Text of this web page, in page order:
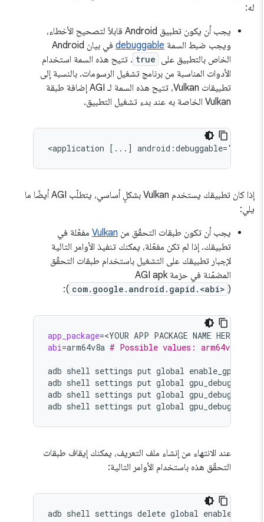
له:
يجب أن يكون تطبيق Android قابلاً لتصحيح الأخطاء،
ويجب ضبط السمةdebuggable
في بيان Android
الخاص بالتطبيق على
true . تتيح هذه السمة استخدام
الأدوات المناسبة من برنامج تشغيل الرسومات. بالنسبة إلى
تطبيقات Vulkan، تتيح هذه السمة لـ AGI إضافة طبقة
Vulkan الخاصة به عند بدء تشغيل التطبيق.
<application [...]
إذا كان تطبيقك يستخدم Vulkan بشكلٍ أساسي، يتطلّب AGI أيضًا ما
يلي:
يجب أن تكون طبقات التحقّق منVulkanمفعّلة في
تطبيقك. إذا لم تكن مفعّلة، يمكنك تنفيذ الأوامر التالية
لإجبار تطبيقك على التشغيل باستخدام طبقات التحقّق
المضمّنة في حزمة AGI apk
com.google.android.gapid.<abi>
):
app_package=<YOUR APP PACKAGE NAME
abi=arm64v8a # Possible values: arm64v8a,
adb shell settings put global
adb
shell settings put global gpu_debug_app
adb
shell settings put global
adb
shell settings put global
عند الانتهاء من إنشاء ملف التعريف، يمكنك إيقاف طبقات
التحقّق هذه باستخدام الأوامر التالية:
adb shell settings delete global